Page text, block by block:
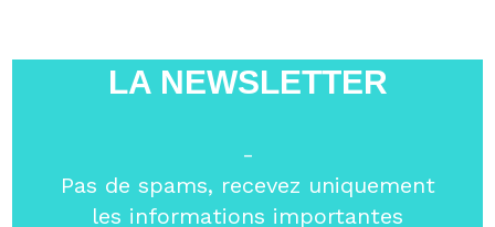
LA NEWSLETTER
-
Pas de spams, recevez uniquement
les informations importantes